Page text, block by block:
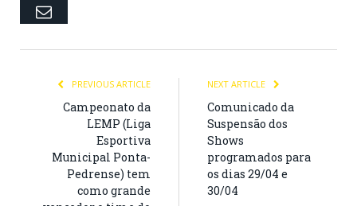
Email
PREVIOUS ARTICLE
Campeonato da
LEMP (Liga
Esportiva
Municipal Ponta-
Pedrense) tem
como grande
NEXT ARTICLE
Comunicado da
Suspensão dos
Shows
programados para
os dias 29/04 e
30/04